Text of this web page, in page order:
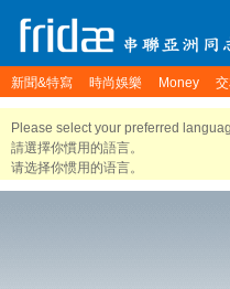
新聞&特寫 時尚娛樂 Money
Please select your preferred
請選擇你慣用的語言。
请选择你惯用的语言。